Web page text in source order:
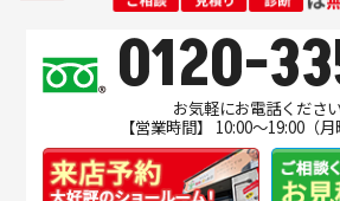
0120-
お気軽にお電話くださ
【営業時間】 10:00～19:00（月